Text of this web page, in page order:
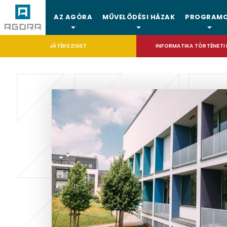
AZ AGÓRA MŰVELŐDÉSI HÁZAK
JÁTÉKSZIGET INFORMATIKA TÖRTÉNETI